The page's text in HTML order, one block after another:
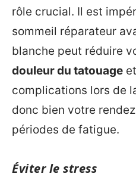
rôle crucial. Il est
sommeil réparateur
blanche peut réduire
douleur du tatouage
complications lors de
donc bien votre
périodes de fatigue.
Éviter le stress